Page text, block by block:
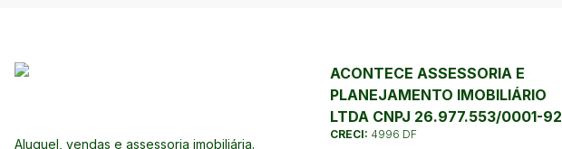
Aluguel, vendas e assessoria imobiliária.
ACONTECE ASSESSORIA E
PLANEJAMENTO IMOBILIÁRIO
LTDA CNPJ 26.977.553/0001-92
CRECI: 4996 DF